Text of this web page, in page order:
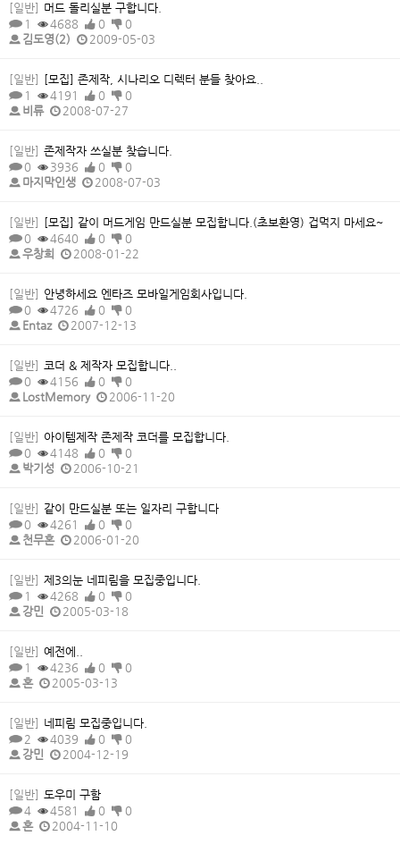
[일반] 머드 돌리실분 구합니다.
1
4688 0
0
김도영(2)
2009-05-03
[일반]
[모집] 존제작, 시나리오 디렉터 분들 찾아요..
1
4191 0
0
비류
2008-07-27
[일반] 존제작자 쓰실분 찾습니다.
0
3936 0
0
마지막인생
2008-07-03
[일반]
[모집] 같이 머드게임 만드실분 모집합니다.(초보환영) 겁먹지 마세요~
0
4640 0
0
우창희
2008-01-22
[일반] 안녕하세요 엔타즈 모바일게임회사입니다.
0
4726 0
0
Entaz
2007-12-13
[일반] 코더 & 제작자 모집합니다..
0
4156 0
0
LostMemory
2006-11-20
[일반] 아이템제작 존제작 코더를 모집합니다.
0
4148 0
0
박기성
2006-10-21
[일반] 같이 만드실분 또는 일자리 구합니다
0
4261 0
0
천무혼
2006-01-20
[일반] 제3의눈 네피림을 모집중입니다.
1
4268 0
0
강민
2005-03-18
[일반] 예전에..
1
4236 0
0
혼
2005-03-13
[일반] 네피림 모집중입니다.
2
4039 0
0
강민
2004-12-19
[일반] 도우미 구함
4
4581 0
0
혼
2004-11-10